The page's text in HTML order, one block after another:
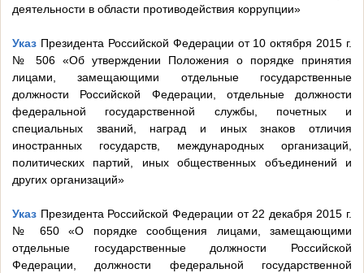
деятельности в области противодействия коррупции»
Указ Президента Российской Федерации от 10 октября 2015 г.
№ 506 «Об утверждении Положения о порядке принятия
лицами, замещающими отдельные государственные
должности Российской Федерации, отдельные должности
федеральной государственной службы, почетных и
специальных званий, наград и иных знаков отличия
иностранных государств, международных организаций,
политических партий, иных общественных объединений и
других организаций»
Указ Президента Российской Федерации от 22 декабря 2015 г.
№ 650 «О порядке сообщения лицами, замещающими
отдельные государственные должности Российской
Федерации, должности федеральной государственной